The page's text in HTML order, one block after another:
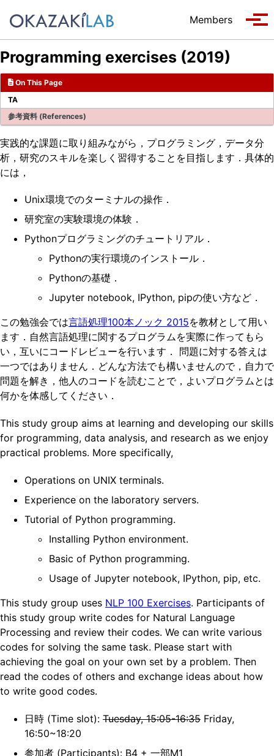
Members
Programming exercises (2019)
On This Page
TA
参考資料 (References)
実践的な課題に取り組みながら，プログラミング，データ分
析，研究のスキルを楽しく習得することを目指します．具体的
には，
Unix環境でのターミナルの操作．
研究室の実験環境の体験．
Pythonプログラミングのチュートリアル．
Pythonの実行環境のインストール．
Pythonの基礎．
Jupyter notebook, IPython, pipの使い方など．
この勉強会では言語処理100本ノック 2015を教材として用い
ます．自然言語処理に関するプログラムを実際に作ってもら
い，互いにコードレビューを行います． 問題に対する答えは
一つではありません．どんな方法でも構いませんので，自力で
問題を解き，他人のコードを読むことで，よいプログラムとは
何かを体感してください．
This study group aims at learning and developing our skills
for programming, data analysis, and research as we enjoy
practical problems. More specifically,
Operations on UNIX terminals.
Experience on the laboratory servers.
Tutorial of Python programming.
Installing Python environment.
Basic of Python programming.
Usage of Jupyter notebook, IPython, pip, etc.
This study group uses NLP 100 Exercises. Participants of
this study group write codes for Natural Language
Processing and review their codes. We can write various
codes for solving the same task. Please start with
achieving the goal on your own set by a problem. Then
read the codes of others and exchange ideas about how
to write good codes.
日時 (Time slot): Tuesday, 15:05-16:35 Friday,
16:50~18:20
参加者 (Participants): B4 + 一部M1